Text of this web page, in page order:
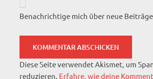
Benachrichtige mich über neue
Diese Seite verwendet Akismet, um
reduzieren. Erfahre, wie deine